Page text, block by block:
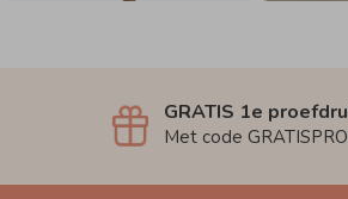
GRATIS 1e
Met code